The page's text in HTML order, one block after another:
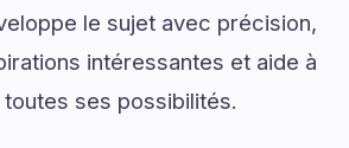
le sujet avec précision,
intéressantes et aide à
ses possibilités.